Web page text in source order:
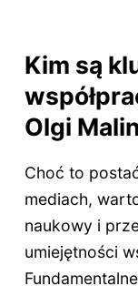
Kim są
Olgi
Choć to
mediach,
naukowy i
umiejętności